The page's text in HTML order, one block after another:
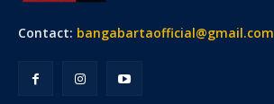
Contact: bangabartaofficial@gmail.com